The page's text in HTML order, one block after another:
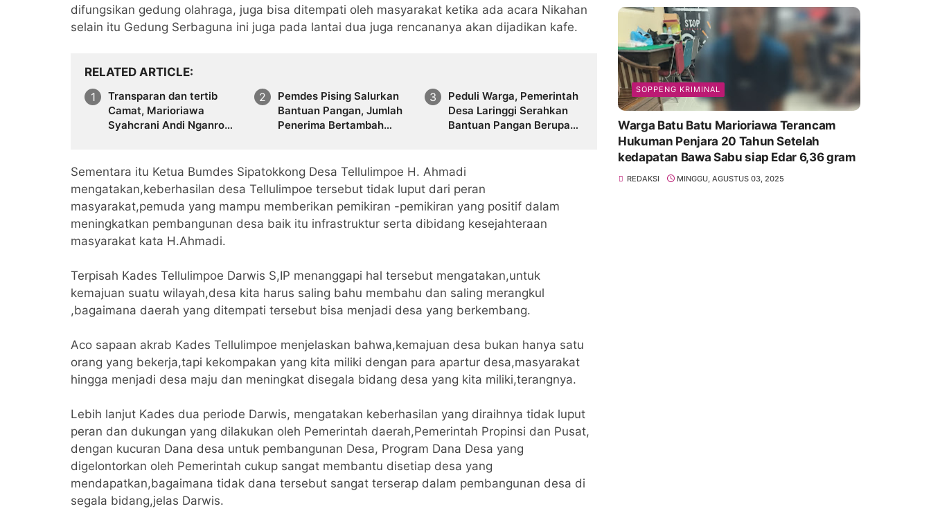
difungsikan gedung olahraga, juga bisa ditempati oleh masyarakat ketika ada acara Nikahan
selain itu Gedung Serbaguna ini juga pada lantai dua juga rencananya akan dijadikan kafe.
RELATED ARTICLE
Transparan dan tertib
Camat, Marioriawa
Syahcrani Andi Nganro
Bulue
Pemdes Pising Salurkan
Bantuan Pangan, Jumlah
Penerima Bertambah
Peduli Warga, Pemerintah
Desa Laringgi Serahkan
Bantuan Pangan Berupa
Sementara itu Ketua Bumdes Sipatokkong Desa Tellulimpoe H. Ahmadi
mengatakan,keberhasilan desa Tellulimpoe tersebut tidak luput dari peran
masyarakat,pemuda yang mampu memberikan pemikiran -pemikiran yang positif dalam
meningkatkan pembangunan desa baik itu infrastruktur serta dibidang kesejahteraan
masyarakat kata H.Ahmadi.
Terpisah Kades Tellulimpoe Darwis S,IP menanggapi hal tersebut mengatakan,untuk
kemajuan suatu wilayah,desa kita harus saling bahu membahu dan saling merangkul
,bagaimana daerah yang ditempati tersebut bisa menjadi desa yang berkembang.
Aco sapaan akrab Kades Tellulimpoe menjelaskan bahwa,kemajuan desa bukan hanya satu
orang yang bekerja,tapi kekompakan yang kita miliki dengan para apartur desa,masyarakat
hingga menjadi desa maju dan meningkat disegala bidang desa yang kita miliki,terangnya.
Lebih lanjut Kades dua periode Darwis, mengatakan keberhasilan yang diraihnya tidak luput
peran dan dukungan yang dilakukan oleh Pemerintah daerah,Pemerintah Propinsi dan Pusat,
dengan kucuran Dana desa untuk pembangunan Desa, Program Dana Desa yang
digelontorkan oleh Pemerintah cukup sangat membantu disetiap desa yang
mendapatkan,bagaimana tidak dana tersebut sangat terserap dalam pembangunan desa di
segala bidang,jelas Darwis.
SOPPENG KRIMINAL
Warga Batu Batu Marioriawa Terancam
Hukuman Penjara 20 Tahun Setelah
kedapatan Bawa Sabu siap Edar 6,36 gram
REDAKSI MINGGU, AGUSTUS 03, 2025